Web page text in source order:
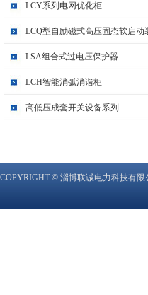
LCY系列电网优化柜
LCQ型自励磁式高压固态软启动
LSA组合式过电压保护器
LCH智能消弧消谐柜
高低压成套开关设备系列
COPYRIGHT © 淄博联诚电力科技有限